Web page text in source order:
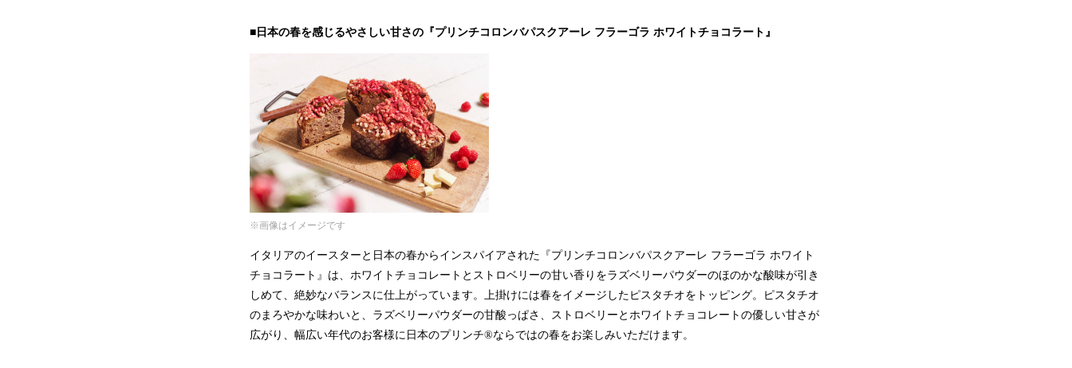
■日本の春を感じるやさしい甘さの『プリンチコロンバパスクアーレ フラーゴラ ホワイトチョコラート』
※画像はイメージです
イタリアのイースターと日本の春からインスパイアされた『プリンチコロンバパスクアーレ フラーゴラ ホワイト
チョコラート』は、ホワイトチョコレートとストロベリーの甘い香りをラズベリーパウダーのほのかな酸味が引き
しめて、絶妙なバランスに仕上がっています。上掛けには春をイメージしたピスタチオをトッピング。ピスタチオ
のまろやかな味わいと、ラズベリーパウダーの甘酸っぱさ、ストロベリーとホワイトチョコレートの優しい甘さが
広がり、幅広い年代のお客様に日本のプリンチ®ならではの春をお楽しみいただけます。